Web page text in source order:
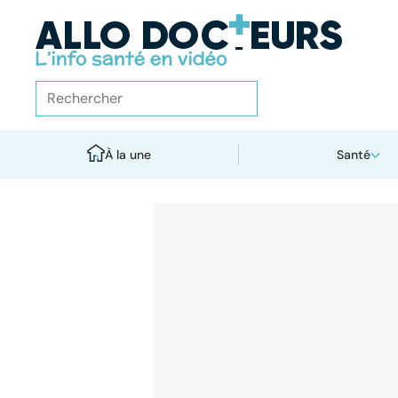
À la une Santé